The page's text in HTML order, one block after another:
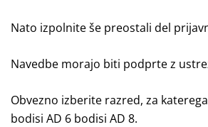
Nato izpolnite še preostali del
Navedbe morajo biti podprte z
Obvezno izberite razred, za
bodisi AD 6 bodisi AD 8.